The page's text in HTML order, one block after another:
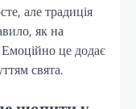
але традиція
як на
це додає
свята.